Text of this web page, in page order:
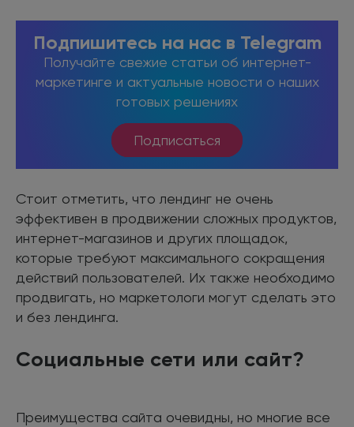
Подпишитесь на нас в Telegram
Получайте свежие статьи об интернет-
маркетинге и актуальные новости о наших
готовых решениях
Подписаться
Стоит отметить, что лендинг не очень
эффективен в продвижении сложных продуктов,
интернет-магазинов и других площадок,
которые требуют максимального сокращения
действий пользователей. Их также необходимо
продвигать, но маркетологи могут сделать это
и без лендинга.
Социальные сети или сайт?
Преимущества сайта очевидны, но многие все